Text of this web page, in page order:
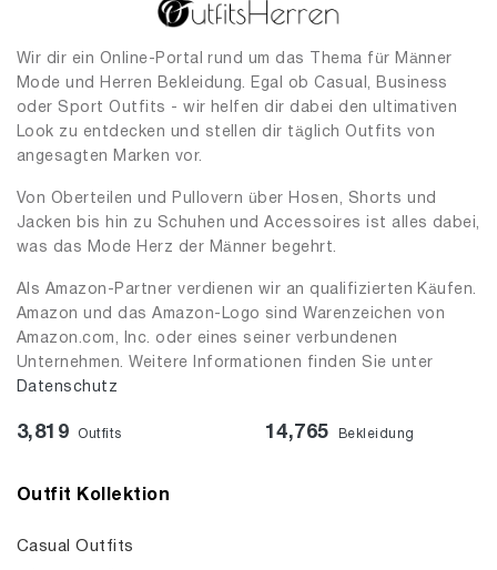
Wir dir ein Online-Portal rund um das Thema für Männer
Mode und Herren Bekleidung. Egal ob Casual, Business
oder Sport Outfits - wir helfen dir dabei den ultimativen
Look zu entdecken und stellen dir täglich Outfits von
angesagten Marken vor.
Von Oberteilen und Pullovern über Hosen, Shorts und
Jacken bis hin zu Schuhen und Accessoires ist alles dabei,
was das Mode Herz der Männer begehrt.
Als Amazon-Partner verdienen wir an qualifizierten Käufen.
Amazon und das Amazon-Logo sind Warenzeichen von
Amazon.com, Inc. oder eines seiner verbundenen
Unternehmen. Weitere Informationen finden Sie unter
Datenschutz
3,819 Outfits 14,765 Bekleidung
Outfit Kollektion
Casual Outfits